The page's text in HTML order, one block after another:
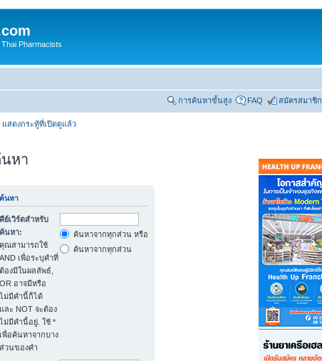
Pharmacists
การค้นหาขั้นสูง FAQ สมัครสมาชิก
แสดงกระทู้ที่เปิดดูแล้ว
หา
ค้นหา
คีย์เวิร์ดสำหรับ
ค้นหา:
คุณสามารถใช้
AND เพื่อระบุคำที่
ต้องมีในผลลัพธ์,
OR อาจมีหรือ
ไม่มีคำนี้ก็ได้
และ NOT จะต้อง
ไม่มีคำนี้อยู่. ใช้ *
เพื่อค้นหาจากบาง
ส่วนของคำ
ค้นหาจากทุกส่วน หรือใช้ข้อความที่ระบุ
ค้นหาจากทุกส่วน